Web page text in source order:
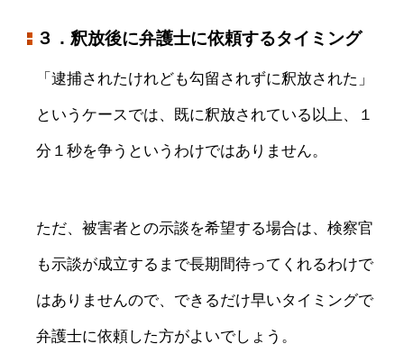
３．釈放後に弁護士に依頼するタイミング
「逮捕されたけれども勾留されずに釈放された」
というケースでは、既に釈放されている以上、１
分１秒を争うというわけではありません。
ただ、被害者との示談を希望する場合は、検察官
も示談が成立するまで長期間待ってくれるわけで
はありませんので、できるだけ早いタイミングで
弁護士に依頼した方がよいでしょう。